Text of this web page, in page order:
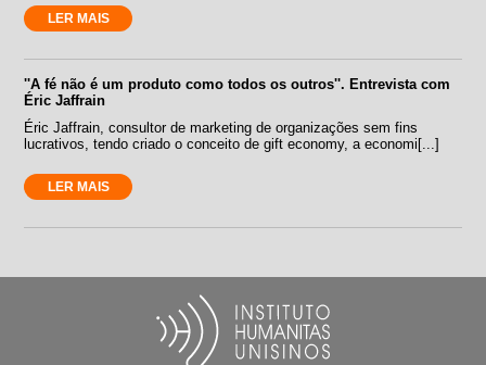
LER MAIS
''A fé não é um produto como todos os outros''. Entrevista com
Éric Jaffrain
Éric Jaffrain, consultor de marketing de organizações sem fins
lucrativos, tendo criado o conceito de gift economy, a economi[...]
LER MAIS